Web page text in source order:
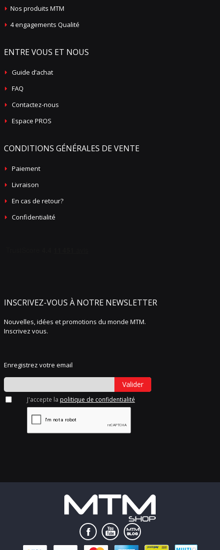
Nos produits MTM
4 engagements Qualité
ENTRE VOUS ET NOUS
Guide d’achat
FAQ
Contactez-nous
Espace PROS
CONDITIONS GÉNÉRALES DE VENTE
Paiement
Livraison
En cas de retour?
Confidentialité
INSCRIVEZ-VOUS À NOTRE NEWSLETTER
Nouvelles, idées et promotions du monde MTM.
Inscrivez vous.
Enregistrez votre email
Valider
J'accepte la politique de confidentialité